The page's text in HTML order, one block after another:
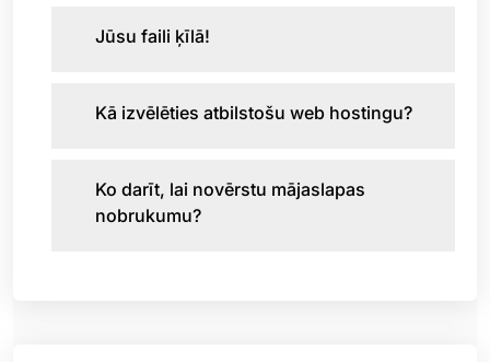
Jūsu faili ķīlā!
Kā izvēlēties atbilstošu web hostingu?
Ko darīt, lai novērstu mājaslapas
nobrukumu?